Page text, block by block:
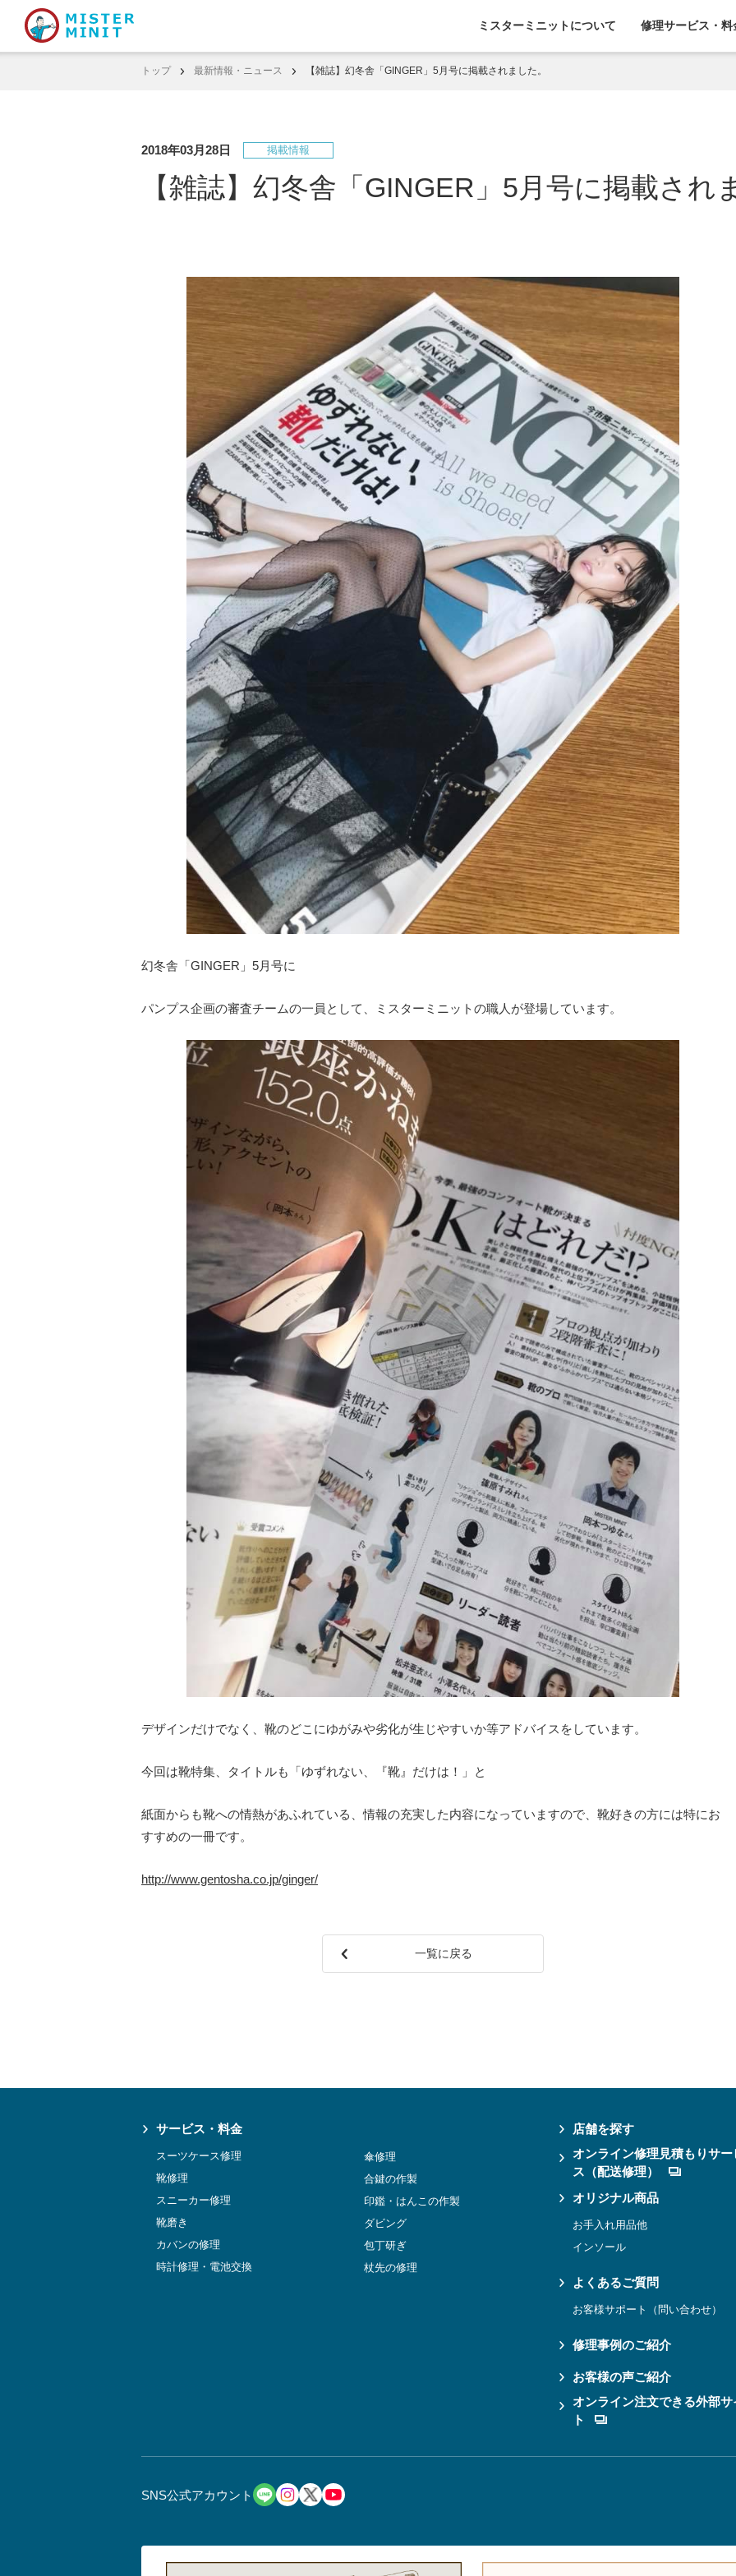
ミスターミニットについて 修理サービス・料
トップ 最新情報・ニュース 【雑誌】幻冬舎「GINGER」5月号に掲載されました。
2018年03月28日 掲載情報
【雑誌】幻冬舎「GINGER」5月号に掲載され
幻冬舎「GINGER」5月号に
パンプス企画の審査チームの一員として、ミスターミニットの職人が登場しています。
デザインだけでなく、靴のどこにゆがみや劣化が生じやすいか等アドバイスをしています。
今回は靴特集、タイトルも「ゆずれない、『靴』だけは！」と
紙面からも靴への情熱があふれている、情報の充実した内容になっていますので、靴好きの方には特にお
すすめの一冊です。
http://www.gentosha.co.jp/ginger/
一覧に戻る
サービス・料金
スーツケース修理
靴修理
スニーカー修理
靴磨き
カバンの修理
時計修理・電池交換
傘修理
合鍵の作製
印鑑・はんこの作製
ダビング
包丁研ぎ
杖先の修理
店舗を探す
オンライン修理見積もりサー
ス（配送修理）
オリジナル商品
お手入れ用品他
インソール
よくあるご質問
お客様サポート（問い合わせ）
修理事例のご紹介
お客様の声ご紹介
オンライン注文できる外部サ
ト
SNS公式アカウント